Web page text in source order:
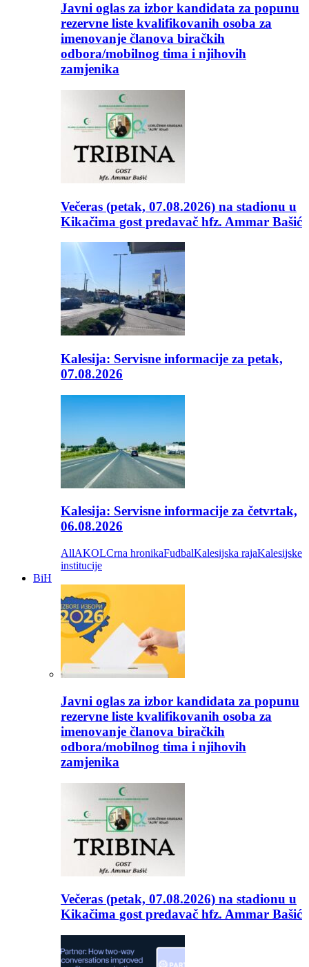
Javni oglas za izbor kandidata za popunu
rezervne liste kvalifikovanih osoba za
imenovanje članova biračkih
odbora/mobilnog tima i njihovih
zamjenika
Večeras (petak, 07.08.2026) na stadionu u
Kikačima gost predavač hfz. Ammar Bašić
Kalesija: Servisne informacije za petak,
07.08.2026
Kalesija: Servisne informacije za četvrtak,
06.08.2026
AllAKOLCrna hronikaFudbalKalesijska rajaKalesijske
institucije
BiH
Javni oglas za izbor kandidata za popunu
rezervne liste kvalifikovanih osoba za
imenovanje članova biračkih
odbora/mobilnog tima i njihovih
zamjenika
Večeras (petak, 07.08.2026) na stadionu u
Kikačima gost predavač hfz. Ammar Bašić